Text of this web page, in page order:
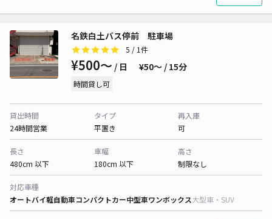
名鉄白土バス停前 駐車場
5 / 1件
¥500〜 / 日 ¥50〜 / 15分
時間貸し可
貸出時間
24時間営業
タイプ
平置き
再入庫
可
長さ
480cm 以下
車幅
180cm 以下
高さ
制限なし
対応車種
オートバイ軽自動車コンパクトカー中型車ワンボックス大型車・SUV